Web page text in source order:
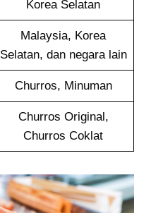
Korea Selatan
Malaysia, Korea
Selatan, dan negara lain
Churros, Minuman
Churros Original,
Churros Coklat